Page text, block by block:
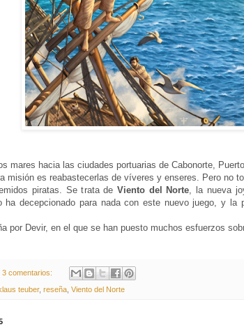
mares hacia las ciudades portuarias de Cabonorte,
misión es reabastecerlas de víveres y enseres. Pero no
piratas. Se trata de Viento del Norte , la nueva
ha decepcionado para nada con este nuevo juego, y la
por Devir, en el que se han puesto muchos esfuerzos
3 comentarios:
teuber, reseña, Viento del Norte